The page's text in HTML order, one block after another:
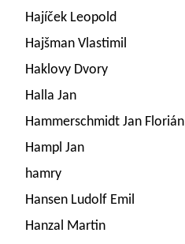
Hajíček Leopold
Hajšman Vlastimil
Haklovy Dvory
Halla Jan
Hammerschmidt Jan Florián
Hampl Jan
hamry
Hansen Ludolf Emil
Hanzal Martin